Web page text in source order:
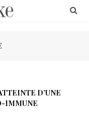
D’UNE
IMMUNE